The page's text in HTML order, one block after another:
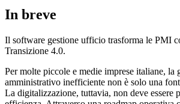
In breve
Il software gestione ufficio trasforma le PMI
Transizione 4.0.
Per molte piccole e medie imprese italiane,
amministrativo inefficiente non è solo una
La digitalizzazione, tuttavia, non deve essere